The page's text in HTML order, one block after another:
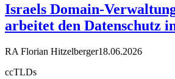
Israels Domain-
arbeitet den Datenschutz
RA Florian Hitzelberger18.06.2026
ccTLDs